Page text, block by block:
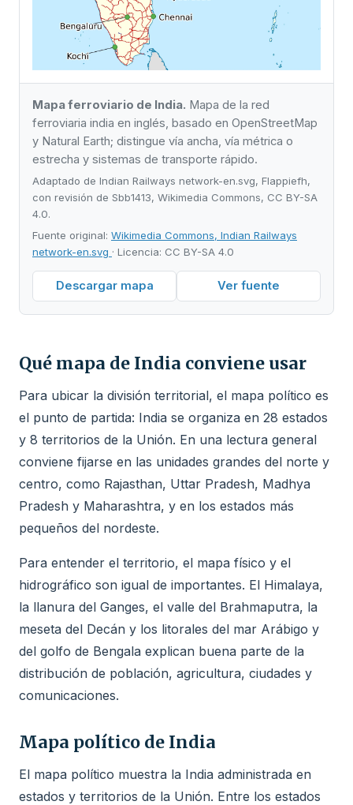
Mapa ferroviario de India. Mapa de la red
ferroviaria india en inglés, basado en OpenStreetMap
y Natural Earth; distingue vía ancha, vía métrica o
estrecha y sistemas de transporte rápido.
Adaptado de Indian Railways network-en.svg, Flappiefh,
con revisión de Sbb1413, Wikimedia Commons, CC BY-SA
4.0.
Fuente original: Wikimedia Commons, Indian Railways
network-en.svg · Licencia: CC BY-SA 4.0
Descargar mapa Ver fuente
Qué mapa de India conviene usar
Para ubicar la división territorial, el mapa político es
el punto de partida: India se organiza en 28 estados
y 8 territorios de la Unión. En una lectura general
conviene fijarse en las unidades grandes del norte y
centro, como Rajasthan, Uttar Pradesh, Madhya
Pradesh y Maharashtra, y en los estados más
pequeños del nordeste.
Para entender el territorio, el mapa físico y el
hidrográfico son igual de importantes. El Himalaya,
la llanura del Ganges, el valle del Brahmaputra, la
meseta del Decán y los litorales del mar Arábigo y
del golfo de Bengala explican buena parte de la
distribución de población, agricultura, ciudades y
comunicaciones.
Mapa político de India
El mapa político muestra la India administrada en
estados y territorios de la Unión. Entre los estados